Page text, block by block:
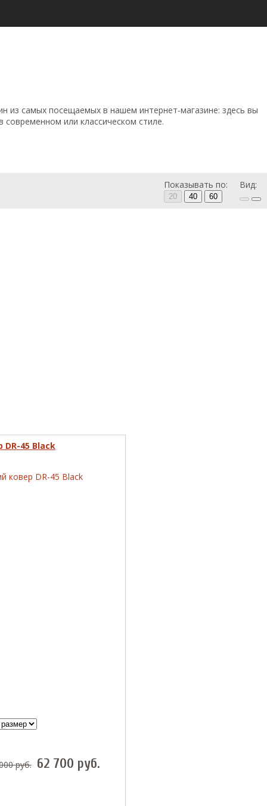
из самых посещаемых в нашем интернет-магазине: здесь вы
или классическом стиле.
Вид:
Показывать по:
20 40 60
45 Black
руб. 62 700 руб.